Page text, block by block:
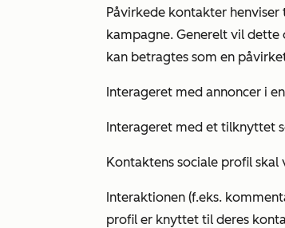
Påvirkede kontakter
kampagne. Generelt vil
kan betragtes som en
Interageret med annoncer i
Interageret med et tilknyttet
Kontaktens sociale profil skal
Interaktionen (f.eks.
profil er knyttet til deres